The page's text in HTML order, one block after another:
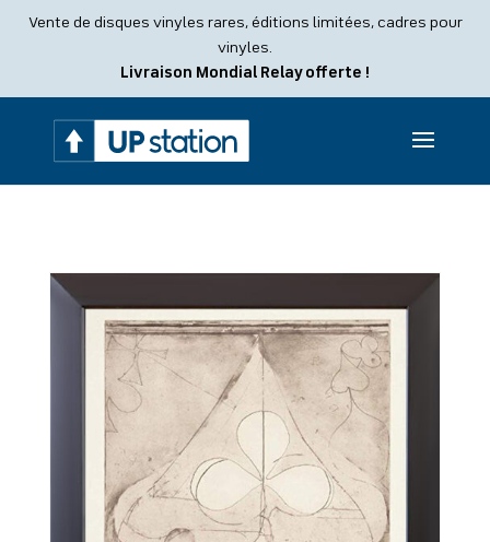
Vente de disques vinyles rares, éditions limitées, cadres pour
vinyles.
Livraison Mondial Relay offerte !